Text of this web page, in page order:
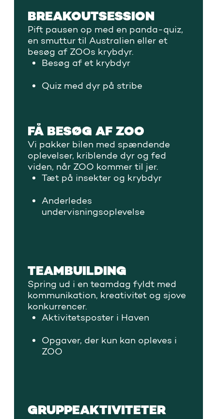
BREAKOUTSESSION
Pift pausen op med en panda-quiz,
en smuttur til Australien eller et
besøg af ZOOs krybdyr.
Besøg af et krybdyr
Quiz med dyr på stribe
FÅ BESØG AF ZOO
Vi pakker bilen med spændende
oplevelser, kriblende dyr og fed
viden, når ZOO kommer til jer.
Tæt på insekter og krybdyr
Anderledes
undervisningsoplevelse
TEAMBUILDING
Spring ud i en teamdag fyldt med
kommunikation, kreativitet og sjove
konkurrencer.
Aktivitetsposter i Haven
Opgaver, der kun kan opleves i
ZOO
GRUPPEAKTIVITETER